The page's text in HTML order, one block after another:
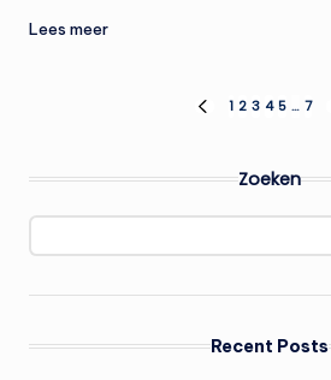
Lees meer
BerichtenVORIGE
1 2 3 4 5 … 7
Zoeken
Recent Posts